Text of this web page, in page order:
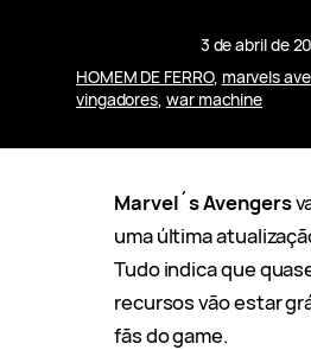
3 de abril de
HOMEM DE FERRO, marvels
vingadores, war machine
Marvel´s Avengers
uma última
Tudo indica que
recursos vão estar
fãs do game.